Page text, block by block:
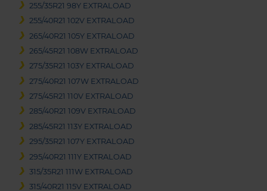
255/35R21 98Y EXTRALOAD
255/40R21 102V EXTRALOAD
265/40R21 105Y EXTRALOAD
265/45R21 108W EXTRALOAD
275/35R21 103Y EXTRALOAD
275/40R21 107W EXTRALOAD
275/45R21 110V EXTRALOAD
285/40R21 109V EXTRALOAD
285/45R21 113Y EXTRALOAD
295/35R21 107Y EXTRALOAD
295/40R21 111Y EXTRALOAD
315/35R21 111W EXTRALOAD
315/40R21 115V EXTRALOAD